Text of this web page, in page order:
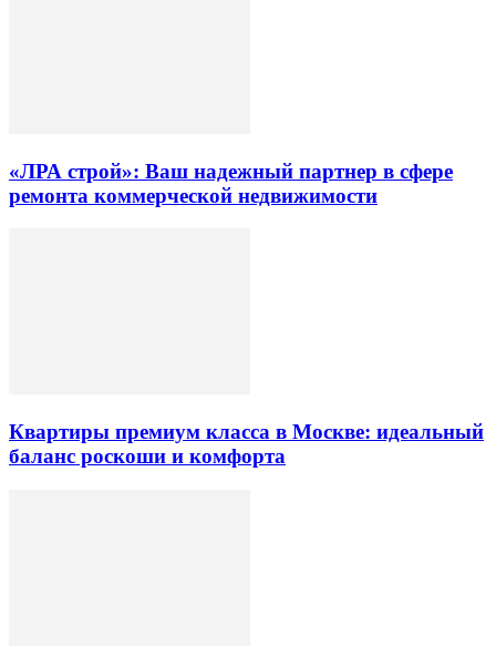
«ЛРА строй»: Ваш надежный партнер в сфере
ремонта коммерческой недвижимости
Квартиры премиум класса в Москве: идеальный
баланс роскоши и комфорта